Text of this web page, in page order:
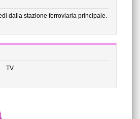
dalla stazione ferroviaria principale.
TV